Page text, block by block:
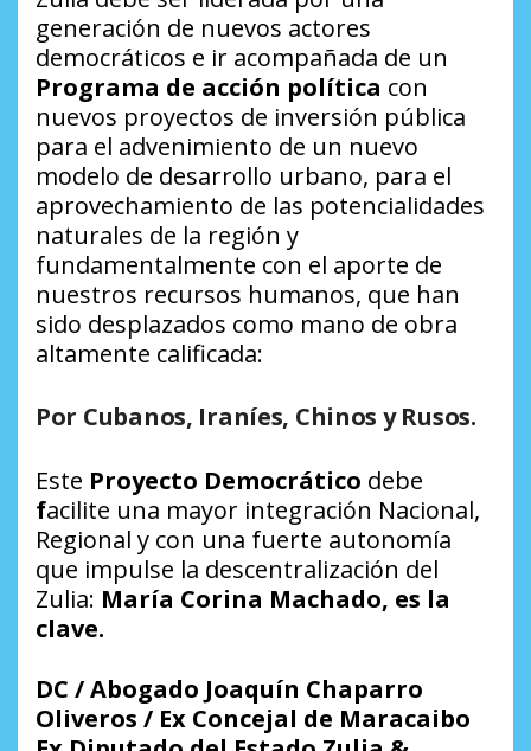
generación de nuevos actores
democráticos e ir acompañada de un
Programa de acción política con
nuevos proyectos de inversión pública
para el advenimiento de un nuevo
modelo de desarrollo urbano, para el
aprovechamiento de las potencialidades
naturales de la región y
fundamentalmente con el aporte de
nuestros recursos humanos, que han
sido desplazados como mano de obra
altamente calificada:
Por Cubanos, Iraníes, Chinos y Rusos.
Este Proyecto Democrático debe
facilite una mayor integración Nacional,
Regional y con una fuerte autonomía
que impulse la descentralización del
Zulia: María Corina Machado, es la
clave.
DC / Abogado Joaquín Chaparro
Oliveros / Ex Concejal de Maracaibo